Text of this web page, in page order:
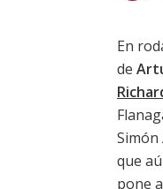
En
de
Simón
que
pone